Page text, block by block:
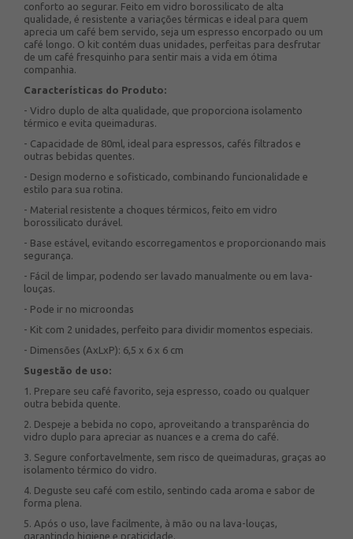
conforto ao segurar. Feito em vidro borossilicato de alta
qualidade, é resistente a variações térmicas e ideal para quem
aprecia um café bem servido, seja um espresso encorpado ou um
café longo. O kit contém duas unidades, perfeitas para desfrutar
de um café fresquinho para sentir mais a vida em ótima
companhia.
Características do Produto:
- Vidro duplo de alta qualidade, que proporciona isolamento
térmico e evita queimaduras.
- Capacidade de 80ml, ideal para espressos, cafés filtrados e
outras bebidas quentes.
- Design moderno e sofisticado, combinando funcionalidade e
estilo para sua rotina.
- Material resistente a choques térmicos, feito em vidro
borossilicato durável.
- Base estável, evitando escorregamentos e proporcionando mais
segurança.
- Fácil de limpar, podendo ser lavado manualmente ou em lava-
louças.
- Pode ir no microondas
- Kit com 2 unidades, perfeito para dividir momentos especiais.
- Dimensões (AxLxP): 6,5 x 6 x 6 cm
Sugestão de uso:
1. Prepare seu café favorito, seja espresso, coado ou qualquer
outra bebida quente.
2. Despeje a bebida no copo, aproveitando a transparência do
vidro duplo para apreciar as nuances e a crema do café.
3. Segure confortavelmente, sem risco de queimaduras, graças ao
isolamento térmico do vidro.
4. Deguste seu café com estilo, sentindo cada aroma e sabor de
forma plena.
5. Após o uso, lave facilmente, à mão ou na lava-louças,
garantindo higiene e praticidade.